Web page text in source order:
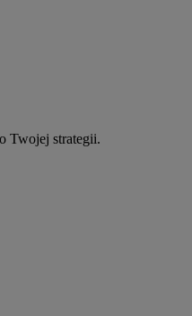
Twojej strategii.